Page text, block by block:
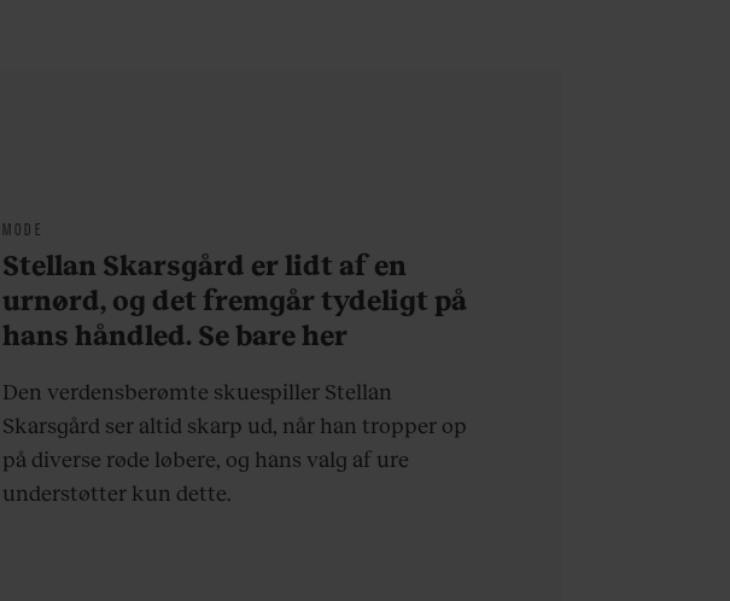
MODE
Stellan Skarsgård er lidt af en
urnørd, og det fremgår tydeligt på
hans håndled. Se bare her
Den verdensberømte skuespiller Stellan
Skarsgård ser altid skarp ud, når han tropper op
på diverse røde løbere, og hans valg af ure
understøtter kun dette.